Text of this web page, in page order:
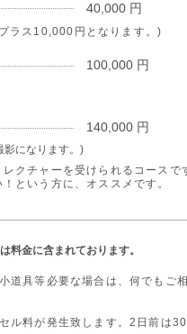
40,000 円
ラス10,000円となります。)
100,000 円
140,000 円
影になります。)
クチャーを受けられるコースで
という方に、オススメです。
料金に含まれております。
道具等必要な場合は、何でもご
ル料が発生致します。 2日前は